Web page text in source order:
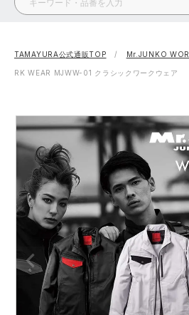
安全靴・作業靴
事務服・オフィスウェア
防寒着
作業用手袋
アウトドア・スポーツ
ワークスーツ
安全靴ランキング
安全靴スニーカーランキング
アシックス安全靴ランキング
ミズノ安全靴ランキング
作業着ランキング
アウトドアウェアランキング
つなぎランキング
アシックス
プーマ コ
アイズフロンティア
寅壱 ア
コーコス ジ
クロダルマ 桑和
山田辰 ク
建設・建築作業服
製造・工場作業服
大工・鳶作業服
農作業服
電気・設備作業服
配達・営業作業服
自動車整備士作業服
TAMAYURA公式通販TOP Mr.JUNKO
RK WEAR MJWW-01 クラシックワークウェア